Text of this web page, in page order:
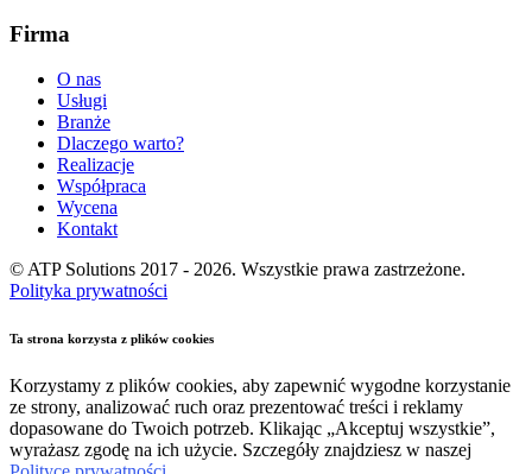
Firma
O nas
Usługi
Branże
Dlaczego warto?
Realizacje
Współpraca
Wycena
Kontakt
© ATP Solutions 2017 - 2026. Wszystkie prawa zastrzeżone.
Polityka prywatności
Ta strona korzysta z plików cookies
Korzystamy z plików cookies, aby zapewnić wygodne korzystanie
ze strony, analizować ruch oraz prezentować treści i reklamy
dopasowane do Twoich potrzeb. Klikając „Akceptuj wszystkie”,
wyrażasz zgodę na ich użycie. Szczegóły znajdziesz w naszej